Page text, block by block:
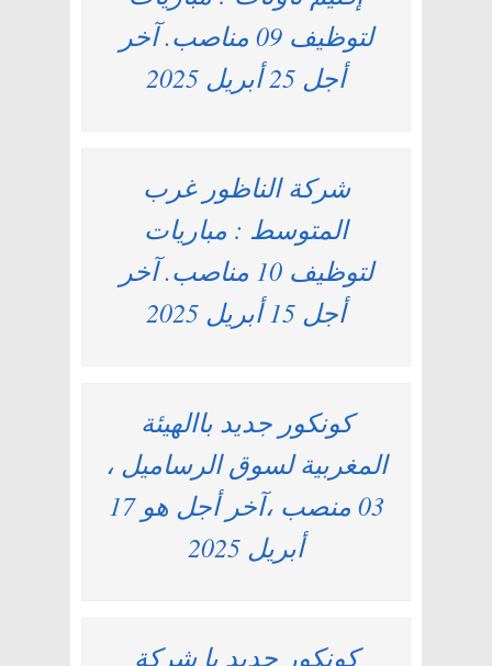
لتوظيف 09 مناصب. آخر
أجل 25 أبريل 2025
شركة الناظور غرب
المتوسط : مباريات
لتوظيف 10 مناصب. آخر
أجل 15 أبريل 2025
كونكور جديد باالهيئة
المغربية لسوق الرساميل ،
03 منصب ،آخر أجل هو 17
أبريل 2025
كونكور جديد با شركة